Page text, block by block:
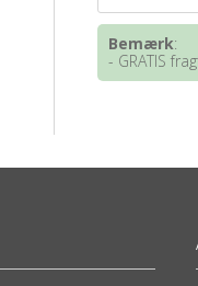
Bemærk:
- GRATIS